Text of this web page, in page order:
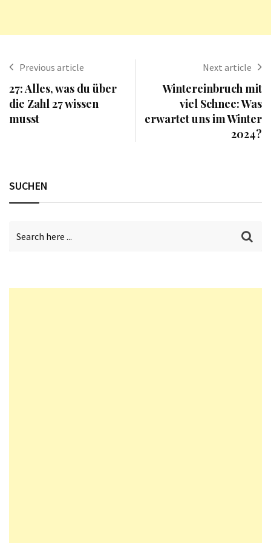
Previous article
27: Alles, was du über
die Zahl 27 wissen
musst
Next article
Wintereinbruch mit
viel Schnee: Was
erwartet uns im Winter
2024?
SUCHEN